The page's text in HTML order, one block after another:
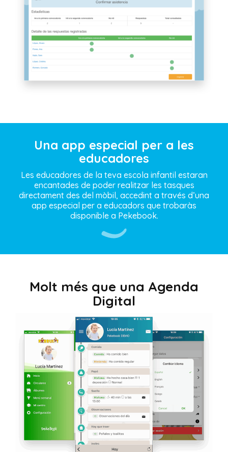
Una app especial per a les
educadores
Les educadores de la teva escola infantil estaran
encantades de poder realitzar les tasques
directament des del mòbil, accedint a través d’una
app especial per a educadors que trobaràs
disponible a Pekebook.
Molt més que una Agenda
Digital